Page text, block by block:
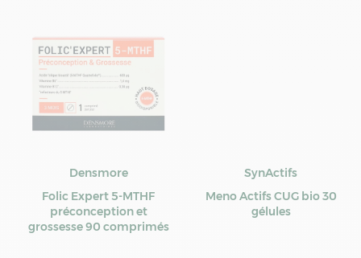
Densmore
Folic Expert 5-MTHF
préconception et
grossesse 90 comprimés
SynActifs
Meno Actifs CUG bio 30
gélules